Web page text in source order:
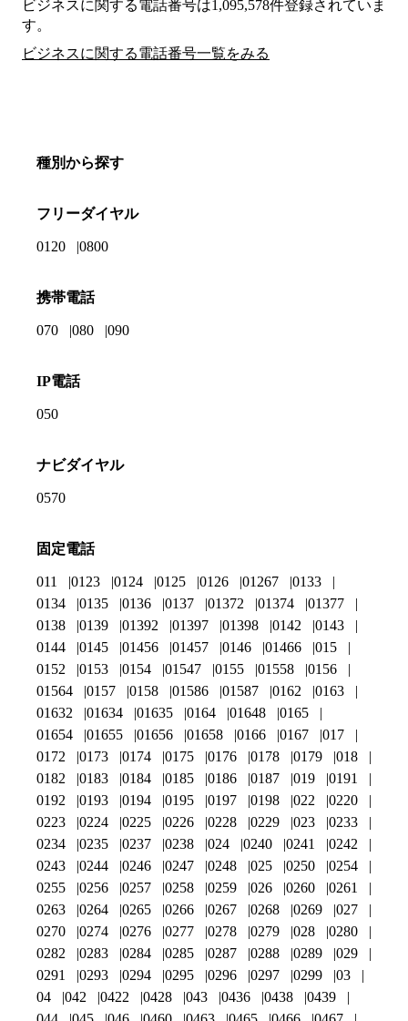
ビジネスに関する電話番号は1,095,578件登録されていま
す。
ビジネスに関する電話番号一覧をみる
種別から探す
フリーダイヤル
0120 0800
携帯電話
070 080 090
IP電話
050
ナビダイヤル
0570
固定電話
011 0123 0124 0125 0126 01267
0133
0134
0135 0136 0137 01372 01374
01377
0138
0139 01392 01397 01398 0142
0143
0144
0145 01456 01457 0146 01466
015
0152
0153 0154 01547 0155 01558
0156
01564
0157 0158 01586 01587 0162
0163
01632
01634 01635 0164 01648
0165
01654
01655 01656 01658 0166 0167
017
0172
0173 0174 0175 0176 0178 0179
018
0182
0183 0184 0185 0186 0187 019
0191
0192
0193 0194 0195 0197 0198 022
0220
0223
0224 0225 0226 0228 0229 023
0233
0234
0235 0237 0238 024 0240 0241
0242
0243
0244 0246 0247 0248 025 0250
0254
0255
0256 0257 0258 0259 026 0260
0261
0263
0264 0265 0266 0267 0268 0269
027
0270
0274 0276 0277 0278 0279 028
0280
0282
0283 0284 0285 0287 0288 0289
029
0291
0293 0294 0295 0296 0297 0299
03
04
042 0422 0428 043 0436 0438
0439